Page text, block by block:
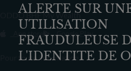
ALERTE SUR
UTILISATION
FRAUDULEUSE
L'IDENTITE DE
ODDO BHF My Wealth
App store Google Play
Pour toute information